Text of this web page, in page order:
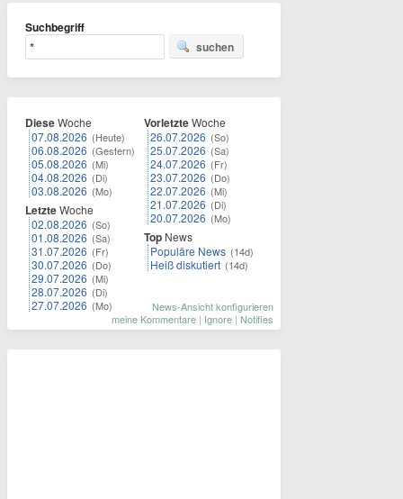
Suchbegriff
suchen
DieseWoche
07.08.2026 (Heute)
06.08.2026 (Gestern)
05.08.2026 (Mi)
04.08.2026 (Di)
03.08.2026 (Mo)
LetzteWoche
02.08.2026 (So)
01.08.2026 (Sa)
31.07.2026 (Fr)
30.07.2026 (Do)
29.07.2026 (Mi)
28.07.2026 (Di)
27.07.2026 (Mo)
VorletzteWoche
26.07.2026 (So)
25.07.2026 (Sa)
24.07.2026 (Fr)
23.07.2026 (Do)
22.07.2026 (Mi)
21.07.2026 (Di)
20.07.2026 (Mo)
Top News
Populäre News (14d)
Heiß diskutiert (14d)
News-Ansicht konfigurieren
meine Kommentare | Ignore | Notifies